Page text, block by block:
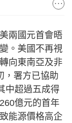
兩國元首會晤
。美國不再視
向東南亞及非
，署方已協助
中超過五成得
億元的首年
能源價格高企